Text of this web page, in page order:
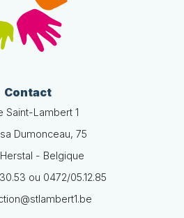
Contact
Saint-Lambert 1
Dumonceau, 75
- Belgique
ou 0472/05.12.85